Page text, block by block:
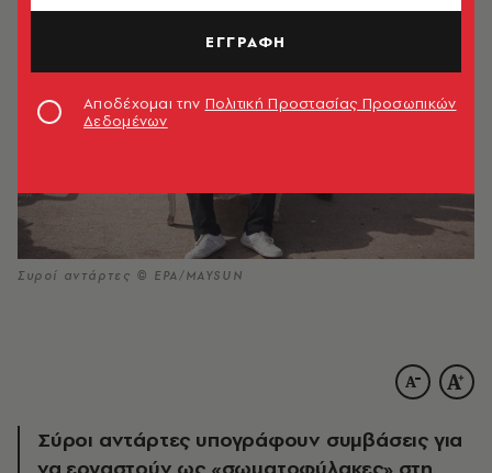
Συροί αντάρτες © EPA/MAYSUN
Σύροι αντάρτες υπογράφουν συμβάσεις για
ΕΓΓΡΑΦΗ
Αποδέχομαι την Πολιτική Προστασίας Προσωπικών
Δεδομένων